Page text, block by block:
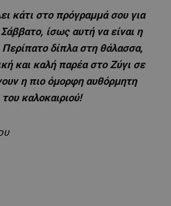
κάτι στο πρόγραμμά σου για
ίσως αυτή να είναι η
δίπλα στη θάλασσα,
και καλή παρέα στο Ζύγι σε
η πιο όμορφη αυθόρμητη
καλοκαιριού!